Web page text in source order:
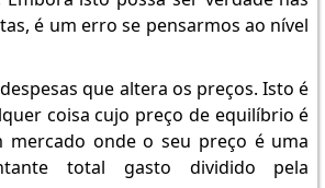
é um erro se pensarmos ao nível
que altera os preços. Isto é
coisa cujo preço de equilíbrio é
mercado onde o seu preço é uma
total gasto dividido pela